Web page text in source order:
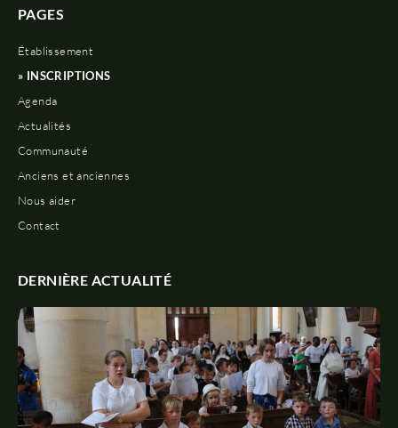
PAGES
Établissement
» INSCRIPTIONS
Agenda
Actualités
Communauté
Anciens et anciennes
Nous aider
Contact
DERNIÈRE ACTUALITÉ